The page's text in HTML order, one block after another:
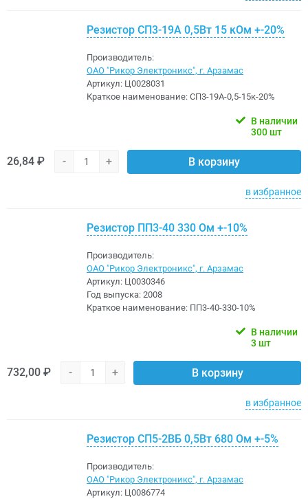
Резистор СП3-19А 0,5Вт 15 кОм +-20%
Производитель:
ОАО "Рикор Электроникс", г. Арзамас
Артикул: Ц0028031
Краткое наименование: СП3-19А-0,5-15к-20%
В наличии
300 шт
26,84 ₽ - + В корзину
в избранное
Резистор ПП3-40 330 Ом +-10%
Производитель:
ОАО "Рикор Электроникс", г. Арзамас
Артикул: Ц0030346
Год выпуска: 2008
Краткое наименование: ПП3-40-330-10%
В наличии
3 шт
732,00 ₽ - + В корзину
в избранное
Резистор СП5-2ВБ 0,5Вт 680 Ом +-5%
Производитель:
ОАО "Рикор Электроникс", г. Арзамас
Артикул: Ц0086774